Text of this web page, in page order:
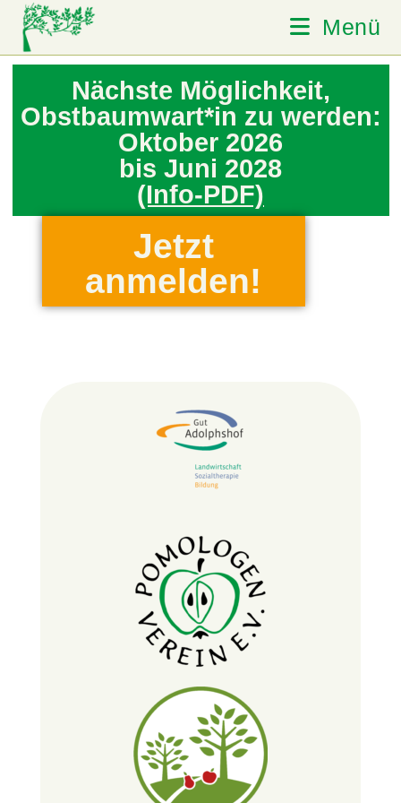
Menü
Nächste Möglichkeit,
Obstbaumwart*in zu werden:
Oktober 2026
bis Juni 2028
(Info-PDF)
Jetzt
anmelden!